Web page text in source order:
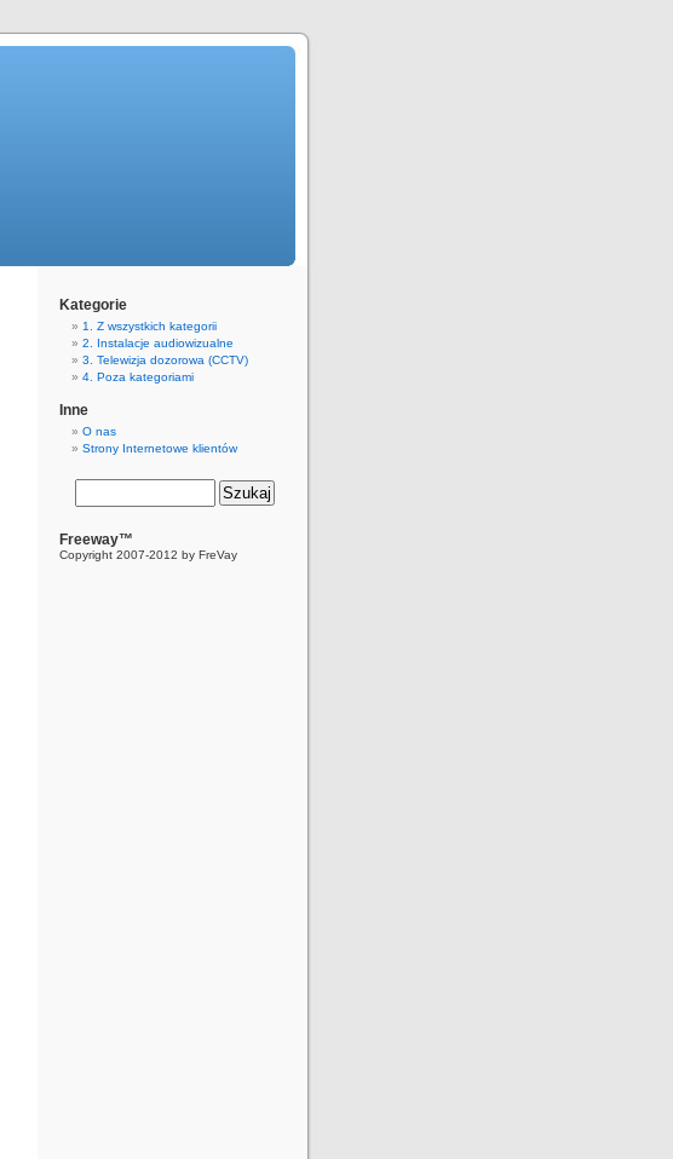
Kategorie
1. Z wszystkich kategorii
2. Instalacje audiowizualne
3. Telewizja dozorowa (CCTV)
4. Poza kategoriami
Inne
O nas
Strony Internetowe klientów
Freeway™
Copyright 2007-2012 by FreVay